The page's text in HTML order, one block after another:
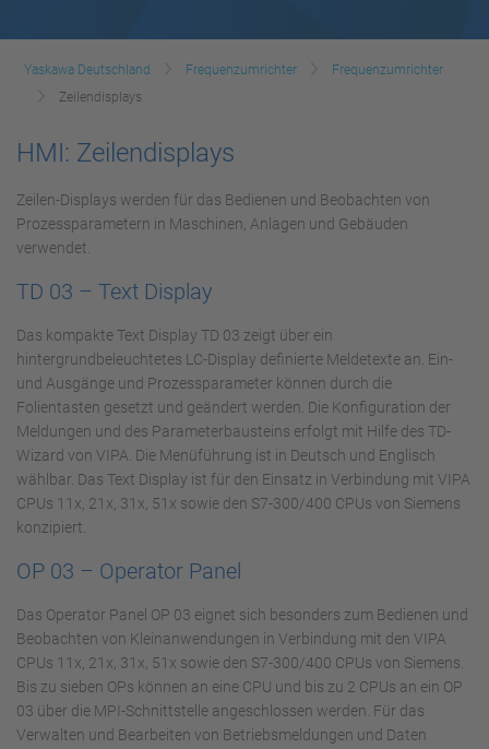
Yaskawa Deutschland Frequenzumrichter
Frequenzumrichter
Zeilendisplays
HMI: Zeilendisplays
Zeilen-Displays werden für das Bedienen und Beobachten von
Prozessparametern in Maschinen, Anlagen und Gebäuden
verwendet.
TD 03 – Text Display
Das kompakte Text Display TD 03 zeigt über ein
hintergrundbeleuchtetes LC-Display definierte Meldetexte an. Ein-
und Ausgänge und Prozessparameter können durch die
Folientasten gesetzt und geändert werden. Die Konfiguration der
Meldungen und des Parameterbausteins erfolgt mit Hilfe des TD-
Wizard von VIPA. Die Menüführung ist in Deutsch und Englisch
wählbar. Das Text Display ist für den Einsatz in Verbindung mit VIPA
CPUs 11x, 21x, 31x, 51x sowie den S7-300/400 CPUs von Siemens
konzipiert.
OP 03 – Operator Panel
Das Operator Panel OP 03 eignet sich besonders zum Bedienen und
Beobachten von Kleinanwendungen in Verbindung mit den VIPA
CPUs 11x, 21x, 31x, 51x sowie den S7-300/400 CPUs von Siemens.
Bis zu sieben OPs können an eine CPU und bis zu 2 CPUs an ein OP
03 über die MPI-Schnittstelle angeschlossen werden. Für das
Verwalten und Bearbeiten von Betriebsmeldungen und Daten